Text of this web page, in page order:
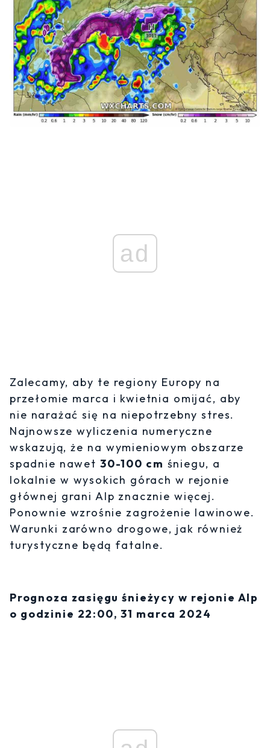
ad
Zalecamy, aby te regiony Europy na
przełomie marca i kwietnia omijać, aby
nie narażać się na niepotrzebny stres.
Najnowsze wyliczenia numeryczne
wskazują, że na wymieniowym obszarze
spadnie nawet 30-100 cm śniegu, a
lokalnie w wysokich górach w rejonie
głównej grani Alp znacznie więcej.
Ponownie wzrośnie zagrożenie lawinowe.
Warunki zarówno drogowe, jak również
turystyczne będą fatalne.
Prognoza zasięgu śnieżycy w rejonie Alp
o godzinie 22:00, 31 marca 2024